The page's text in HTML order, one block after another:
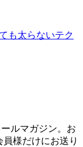
も太らないテク
ルマガジン。お
様だけにお送り